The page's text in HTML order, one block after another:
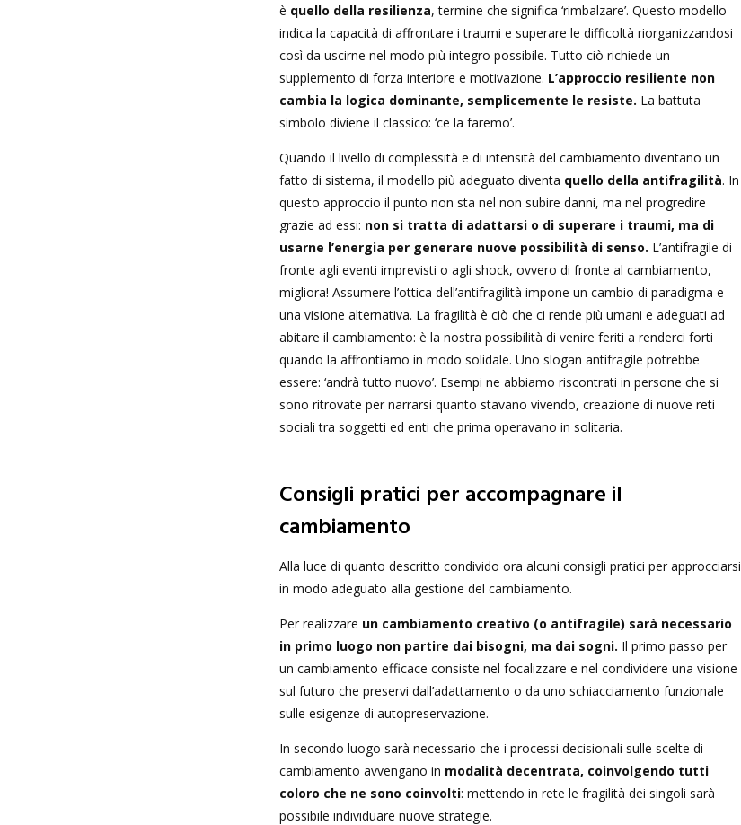
è quello della resilienza, termine che significa ‘rimbalzare’. Questo modello
indica la capacità di affrontare i traumi e superare le difficoltà riorganizzandosi
così da uscirne nel modo più integro possibile. Tutto ciò richiede un
supplemento di forza interiore e motivazione. L’approccio resiliente non
cambia la logica dominante, semplicemente le resiste. La battuta
simbolo diviene il classico: ‘ce la faremo’.
Quando il livello di complessità e di intensità del cambiamento diventano un
fatto di sistema, il modello più adeguato diventa quello della antifragilità. In
questo approccio il punto non sta nel non subire danni, ma nel progredire
grazie ad essi: non si tratta di adattarsi o di superare i traumi, ma di
usarne l’energia per generare nuove possibilità di senso. L’antifragile di
fronte agli eventi imprevisti o agli shock, ovvero di fronte al cambiamento,
migliora! Assumere l’ottica dell’antifragilità impone un cambio di paradigma e
una visione alternativa. La fragilità è ciò che ci rende più umani e adeguati ad
abitare il cambiamento: è la nostra possibilità di venire feriti a renderci forti
quando la affrontiamo in modo solidale. Uno slogan antifragile potrebbe
essere: ‘andrà tutto nuovo’. Esempi ne abbiamo riscontrati in persone che si
sono ritrovate per narrarsi quanto stavano vivendo, creazione di nuove reti
sociali tra soggetti ed enti che prima operavano in solitaria.
Consigli pratici per accompagnare il
cambiamento
Alla luce di quanto descritto condivido ora alcuni consigli pratici per approcciarsi
in modo adeguato alla gestione del cambiamento.
Per realizzare un cambiamento creativo (o antifragile) sarà necessario
in primo luogo non partire dai bisogni, ma dai sogni. Il primo passo per
un cambiamento efficace consiste nel focalizzare e nel condividere una visione
sul futuro che preservi dall’adattamento o da uno schiacciamento funzionale
sulle esigenze di autopreservazione.
In secondo luogo sarà necessario che i processi decisionali sulle scelte di
cambiamento avvengano in modalità decentrata, coinvolgendo tutti
coloro che ne sono coinvolti: mettendo in rete le fragilità dei singoli sarà
possibile individuare nuove strategie.